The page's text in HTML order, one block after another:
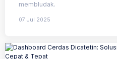
membludak.
07 Jul 2025